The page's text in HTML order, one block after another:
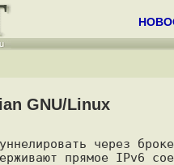
GNU/Linux
через
прямое IPv6